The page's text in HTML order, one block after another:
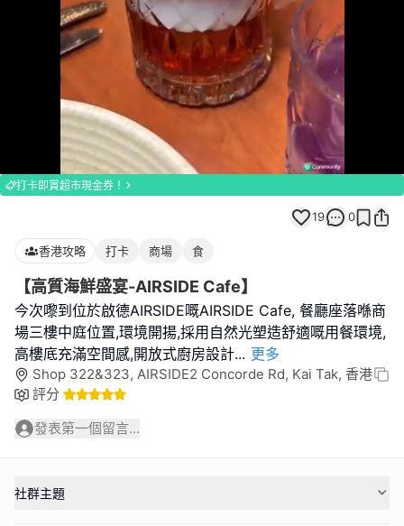
Loaded
100.00%
打卡即賞超市現金券！
19 0
香港攻略 打卡 商場 食
【高質海鮮盛宴-AIRSIDE Cafe】
今次嚟到位於啟德AIRSIDE嘅AIRSIDE Cafe, 餐廳座落喺商
場三樓中庭位置,環境開揚,採用自然光塑造舒適嘅用餐環境,
高樓底充滿空間感,開放式廚房設計... 更多
Shop 322&323, AIRSIDE2 Concorde Rd, Kai Tak, 香港
評分
發表第一個留言...
社群主題